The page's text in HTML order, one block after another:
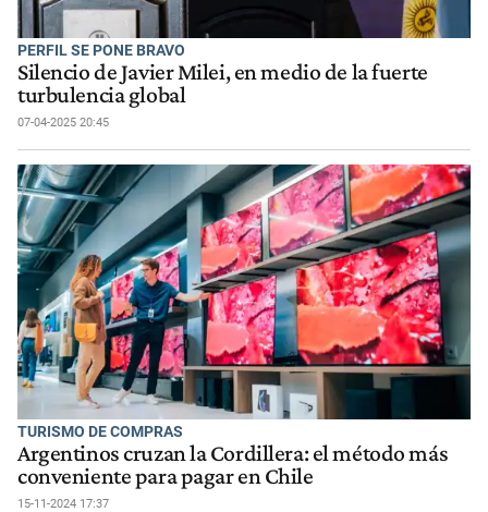
PERFIL SE PONE BRAVO
Silencio de Javier Milei, en medio de la fuerte
turbulencia global
07-04-2025 20:45
TURISMO DE COMPRAS
Argentinos cruzan la Cordillera: el método más
conveniente para pagar en Chile
15-11-2024 17:37